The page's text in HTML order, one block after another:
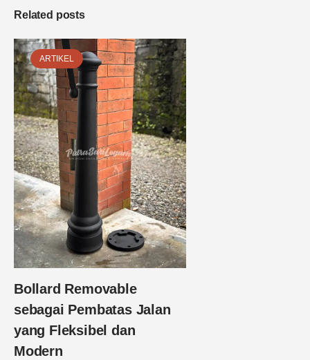
Related posts
ARTIKEL
Bollard Removable
sebagai Pembatas Jalan
yang Fleksibel dan
Modern